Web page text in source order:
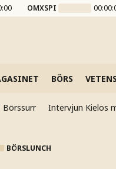
OMXSPI
BÖRS
Börssurr Intervjun Kielos
BÖRSLUNCH